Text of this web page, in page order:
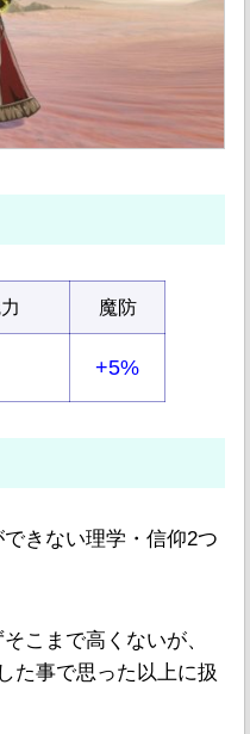
魔防
+5%
きない理学・信仰2つ
こまで高くないが、
た事で思った以上に扱